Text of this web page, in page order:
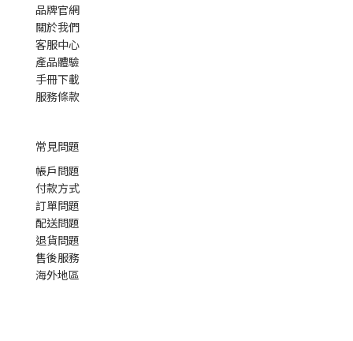
品牌官網
關於我們
客服中心
產品體驗
手冊下載
服務條款
常見問題
帳戶問題
付款方式
訂單問題
配送問題
退貨問題
售後服務
海外地區